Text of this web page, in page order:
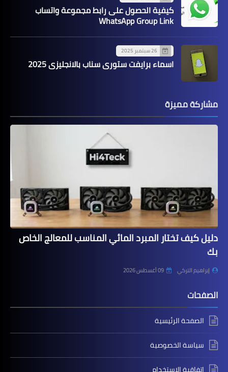
كيفية الحصول على رابط مجموعة واتساب
WhatsApp Group Link
26 سبتمبر 2025
اسماء برايفت ستوري سناب بالانجليزي 2025
مشاركة مميزة
دليل كيف تختار المبرد المائي المناسب للمعالج الخاص
بك
إبراهيم التركي 09 أغسطس 2026
الصفحات
الصفحة الرئيسية
سياسة الخصوصية
اتفاقية الاستخدام